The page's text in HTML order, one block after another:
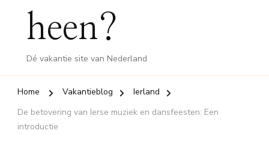
heen?
Dé vakantie site van Nederland
Home Vakantieblog
Ierland
De betovering van Ierse muziek en dansfeesten: Een
introductie